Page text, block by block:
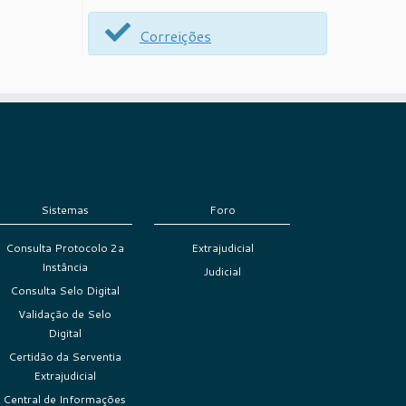
Correições
Sistemas
Consulta Protocolo 2a
Instância
Consulta Selo Digital
Validação de Selo
Digital
Certidão da Serventia
Extrajudicial
Central de Informações
Foro
Extrajudicial
Judicial